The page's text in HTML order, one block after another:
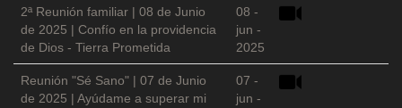
2ª Reunión familiar | 08 de Junio
de 2025 | Confío en la providencia
de Dios - Tierra Prometida
08 -
jun -
2025
Reunión "Sé Sano" | 07 de Junio
de 2025 | Ayúdame a superar mi
07 -
jun -